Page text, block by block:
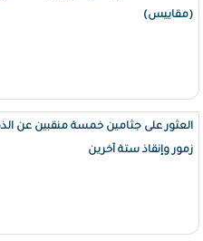
(مقاييس)
العثور على جثامين خمسة منقبين عن
زمور وإنقاذ ستة آخرين